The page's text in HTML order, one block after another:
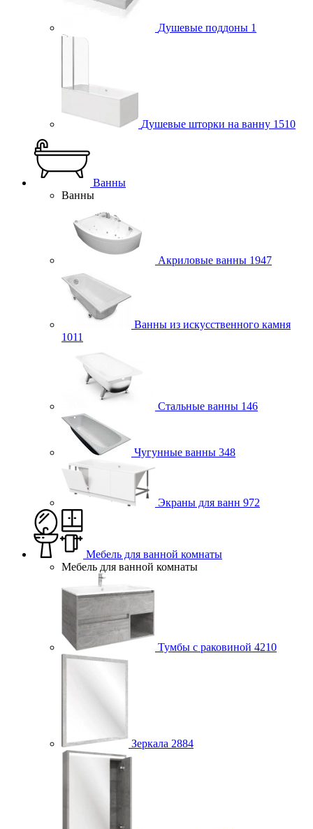
Душевые поддоны 1
Душевые шторки на ванну 1510
Ванны
Ванны
Акриловые ванны 1947
Ванны из искусственного камня
1011
Стальные ванны 146
Чугунные ванны 348
Экраны для ванн 972
Мебель для ванной комнаты
Мебель для ванной комнаты
Тумбы с раковиной 4210
Зеркала 2884